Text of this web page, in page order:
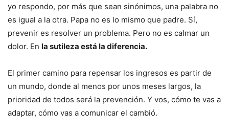
yo respondo, por más que sean sinónimos, una palabra no
es igual a la otra. Papa no es lo mismo que padre. Sí,
prevenir es resolver un problema. Pero no es calmar un
dolor. En la sutileza está la diferencia.
El primer camino para repensar los ingresos es partir de
un mundo, donde al menos por unos meses largos, la
prioridad de todos será la prevención. Y vos, cómo te vas a
adaptar, cómo vas a comunicar el cambió.